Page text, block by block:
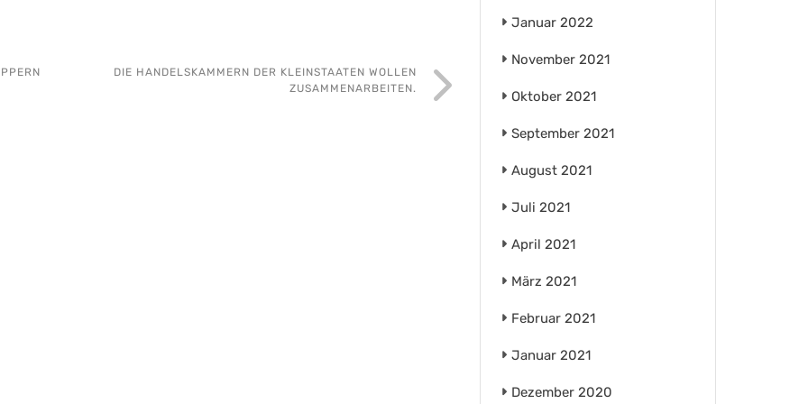
DIE HANDELSKAMMERN DER KLEINSTAATEN WOLLEN
ZUSAMMENARBEITEN.
Januar 2022
November 2021
Oktober 2021
September 2021
August 2021
Juli 2021
April 2021
März 2021
Februar 2021
Januar 2021
Dezember 2020